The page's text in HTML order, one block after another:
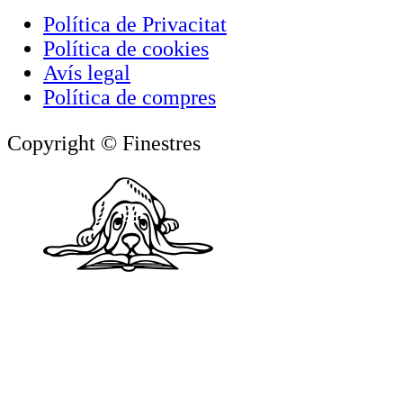
Política de Privacitat
Política de cookies
Avís legal
Política de compres
Copyright © Finestres